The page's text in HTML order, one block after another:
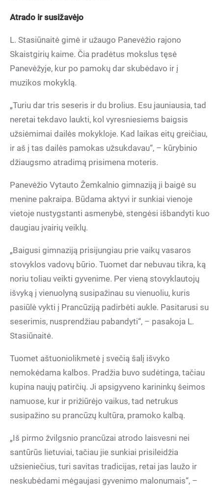
Atrado ir susižavėjo
L. Stasiūnaitė gimė ir užaugo Panevėžio rajono
Skaistgirių kaime. Čia pradėtus mokslus tęsė
Panevėžyje, kur po pamokų dar skubėdavo ir į
muzikos mokyklą.
„Turiu dar tris seseris ir du brolius. Esu jauniausia, tad
neretai tekdavo laukti, kol vyresniesiems baigsis
užsiėmimai dailės mokykloje. Kad laikas eitų greičiau,
ir aš į tas dailės pamokas užsukdavau“, – kūrybinio
džiaugsmo atradimą prisimena moteris.
Panevėžio Vytauto Žemkalnio gimnaziją ji baigė su
menine pakraipa. Būdama aktyvi ir sunkiai vienoje
vietoje nustygstanti asmenybė, stengėsi išbandyti kuo
daugiau įvairių veiklų.
„Baigusi gimnaziją prisijungiau prie vaikų vasaros
stovyklos vadovų būrio. Tuomet dar nebuvau tikra, ką
noriu toliau veikti gyvenime. Per vieną stovyklautojų
išvyką į vienuolyną susipažinau su vienuoliu, kuris
pasiūlė vykti į Prancūziją padirbėti aukle. Pasitarusi su
seserimis, nusprendžiau pabandyti“, – pasakoja L.
Stasiūnaitė.
Tuomet aštuoniolikmetė į svečią šalį išvyko
nemokėdama kalbos. Pradžia buvo sudėtinga, tačiau
kupina naujų patirčių. Ji apsigyveno karininkų šeimos
namuose, kur ir prižiūrėjo vaikus, tad netrukus
susipažino su prancūzų kultūra, pramoko kalbą.
„Iš pirmo žvilgsnio prancūzai atrodo laisvesni nei
santūrūs lietuviai, tačiau jie sunkiai prisileidžia
užsieniečius, turi savitas tradicijas, retai jas laužo ir
neskubėdami mėgaujasi gyvenimo malonumais“, –